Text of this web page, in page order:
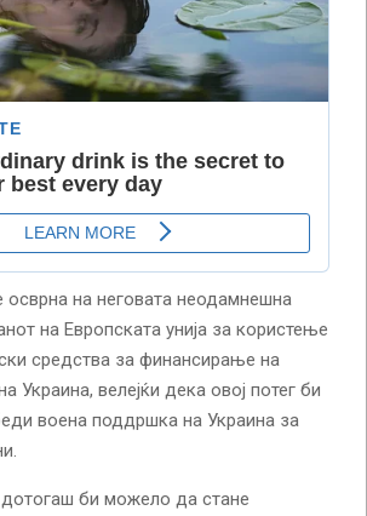
осврна на неговата неодамнешна
на Европската унија за користење
средства за финансирање на
Украина, велејќи дека овој потег би
воена поддршка на Украина за
би можело да стане